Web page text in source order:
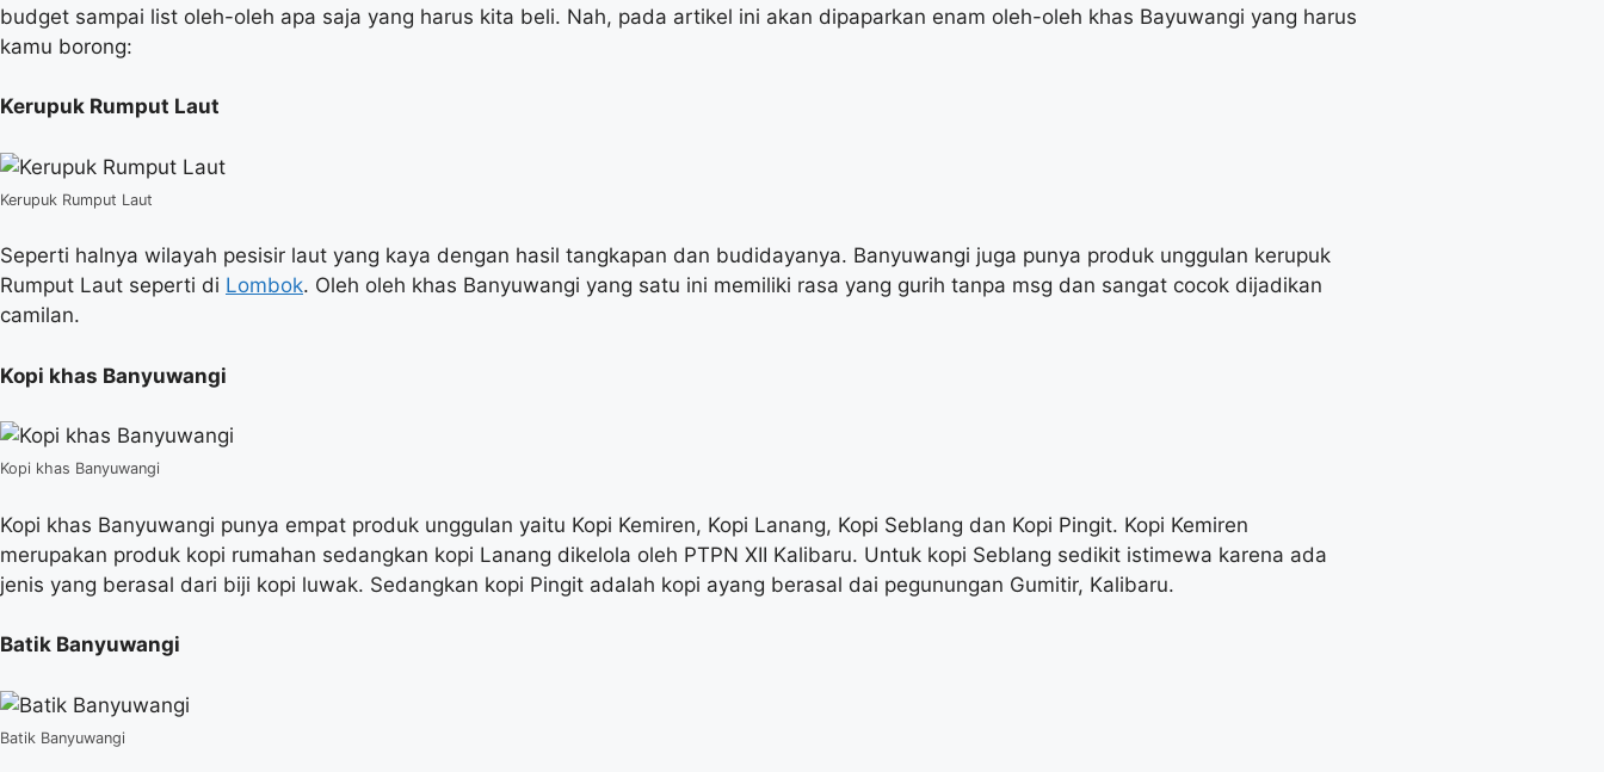
budget sampai list oleh-oleh apa saja yang harus kita beli. Nah, pada artikel ini akan dipaparkan enam oleh-oleh khas Bayuwangi yang harus
kamu borong:
Kerupuk Rumput Laut
Kerupuk Rumput Laut
Seperti halnya wilayah pesisir laut yang kaya dengan hasil tangkapan dan budidayanya. Banyuwangi juga punya produk unggulan kerupuk
Rumput Laut seperti di Lombok. Oleh oleh khas Banyuwangi yang satu ini memiliki rasa yang gurih tanpa msg dan sangat cocok dijadikan
camilan.
Kopi khas Banyuwangi
Kopi khas Banyuwangi
Kopi khas Banyuwangi punya empat produk unggulan yaitu Kopi Kemiren, Kopi Lanang, Kopi Seblang dan Kopi Pingit. Kopi Kemiren
merupakan produk kopi rumahan sedangkan kopi Lanang dikelola oleh PTPN XII Kalibaru. Untuk kopi Seblang sedikit istimewa karena ada
jenis yang berasal dari biji kopi luwak. Sedangkan kopi Pingit adalah kopi ayang berasal dai pegunungan Gumitir, Kalibaru.
Batik Banyuwangi
Batik Banyuwangi